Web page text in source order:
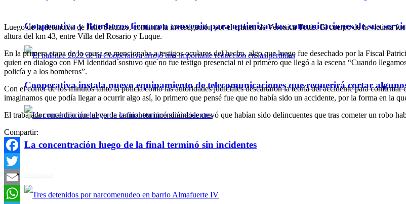
Cooperativa y Bomberos firmaron convenio para optimizar las comunicaciones de sus
Cooperativa instala nuevo equipamiento de telecomunicaciones que requerirá cortar
La concentración luego de la final terminó sin incidentes
Luego de la detención de Julio Saluzzo, continua la investigación por el crimen de Veronica Tottis. El cuerpo de la víctima
altura del km 43, entre Villa del Rosario y Luque.
En la primera etapa de la causa se mencionaba a testigos oculares del hecho, algo que luego fue desechado por la Fiscal
quien en dialogo con FM Identidad sostuvo que no fue testigo presencial ni el primero que llegó a la escena “Cuando
policía y a los bomberos”.
Con el correr de los minutos tanto la policía como las autoridades judiciales descartaron la teoría del accidente para
imaginamos que podía llegar a ocurrir algo así, lo primero que pensé fue que no había sido un accidente, por la forma en la
El trabajador rural dijo que al ver la camioneta incendiándose creyó que habían sido delincuentes que tras cometer un robo
Compartir:
Facebook
Twitter
Email